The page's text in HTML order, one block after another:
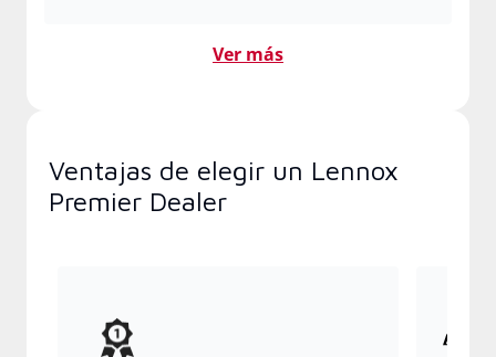
Ver más
Ventajas de elegir un Lennox
Premier Dealer